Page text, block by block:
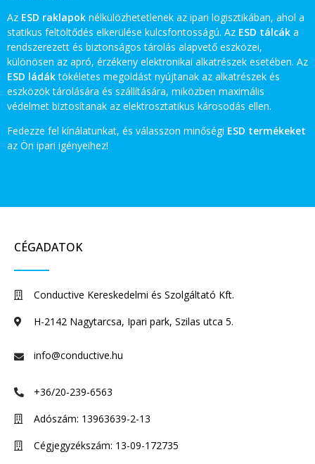
Az ESD raklapok nélkülözhetetlenek az ipari logisztikában, ahol a
statikus feltöltődés elkerülése kulcsfontosságú. Az ESD tálcák a
rendszerezett és biztonságos tárolás alapvető eszközei,
különösen az apró, érzékeny elektronikai alkatrészek esetében. Az
ESD ládáktökéletes megoldást nyújtanak az alkatrészek és
eszközök tárolására és szállítására, miközben maximális
védelmet biztosítanak az elektrosztatikus károsodás ellen.
Fedezze fel kínálatunkat, és válasszon minőségi ESD termékeket
az Ön ipari igényeihez!
CÉGADATOK
Conductive Kereskedelmi és Szolgáltató Kft.
H-2142 Nagytarcsa, Ipari park, Szilas utca 5.
info@conductive.hu
+36/20-239-6563
Adószám: 13963639-2-13
Cégjegyzékszám: 13-09-172735